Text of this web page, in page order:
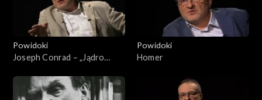
Powidoki
Joseph Conrad – „Jądro
Powidoki
Homer